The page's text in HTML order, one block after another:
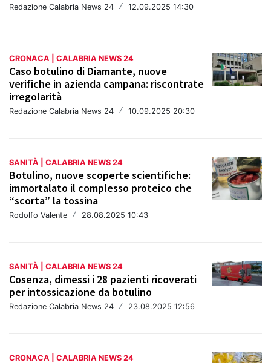
Redazione Calabria News 24 / 12.09.2025 14:30
CRONACA | CALABRIA NEWS 24
Caso botulino di Diamante, nuove
verifiche in azienda campana: riscontrate
irregolarità
Redazione Calabria News 24 / 10.09.2025 20:30
SANITÀ | CALABRIA NEWS 24
Botulino, nuove scoperte scientifiche:
immortalato il complesso proteico che
“scorta” la tossina
Rodolfo Valente / 28.08.2025 10:43
SANITÀ | CALABRIA NEWS 24
Cosenza, dimessi i 28 pazienti ricoverati
per intossicazione da botulino
Redazione Calabria News 24 / 23.08.2025 12:56
CRONACA | CALABRIA NEWS 24